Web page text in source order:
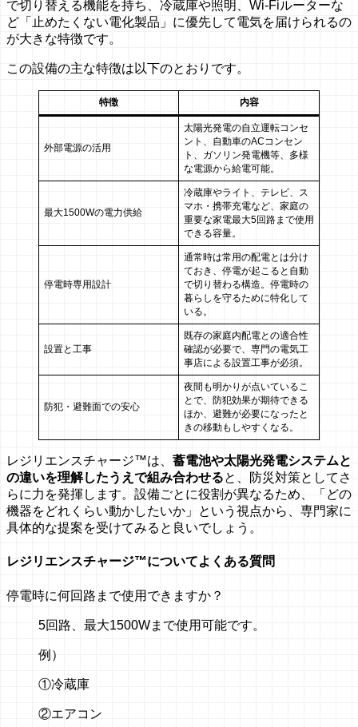
で切り替える機能を持ち、冷蔵庫や照明、Wi-Fiルーターな
ど「止めたくない電化製品」に優先して電気を届けられるの
が大きな特徴です。
この設備の主な特徴は以下のとおりです。
特徴 内容
外部電源の活用
太陽光発電の自立運転コンセ
ント、自動車のACコンセン
ト、ガソリン発電機等、多様
な電源から給電可能。
最大1500Wの電力供給
冷蔵庫やライト、テレビ、ス
マホ・携帯充電など、家庭の
重要な家電最大5回路まで使用
できる容量。
停電時専用設計
通常時は常用の配電とは分け
ておき、停電が起こると自動
で切り替わる構造。停電時の
暮らしを守るために特化して
いる。
設置と工事
既存の家庭内配電との適合性
確認が必要で、専門の電気工
事店による設置工事が必須。
防犯・避難面での安心
夜間も明かりが点いているこ
とで、防犯効果が期待できる
ほか、避難が必要になったと
きの移動もしやすくなる。
レジリエンスチャージ™は、 蓄電池や太陽光発電システムと
の違いを理解したうえで組み合わせると、防災対策としてさ
らに力を発揮します。設備ごとに役割が異なるため、「どの
機器をどれくらい動かしたいか」という視点から、専門家に
具体的な提案を受けてみると良いでしょう。
レジリエンスチャージ™についてよくある質問
停電時に何回路まで使用できますか？
5回路、最大1500Wまで使用可能です。
例）
①冷蔵庫
②エアコン